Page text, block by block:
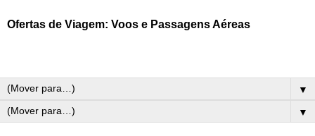
Ofertas de Viagem: Voos e Passagens Aéreas
▼
▼